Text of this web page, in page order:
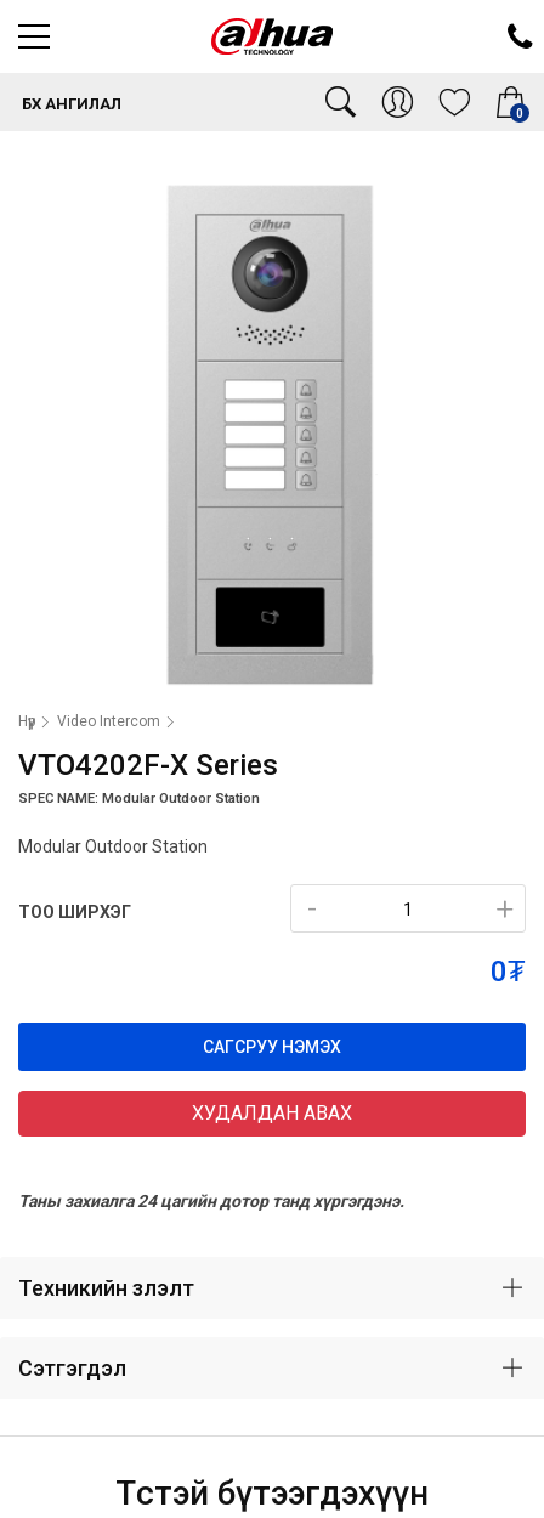
0
БҮХ АНГИЛАЛ
Нүүр Video Intercom
VTO4202F-X Series
SPEC NAME: Modular Outdoor Station
Modular Outdoor Station
ТОО ШИРХЭГ +
- +
-
0₮
САГСРУУ НЭМЭХ
ХУДАЛДАН АВАХ
Таны захиалга 24 цагийн дотор танд хүргэгдэнэ.
Техникийн үзүүлэлт
Сэтгэгдэл
Төстэй бүтээгдэхүүн